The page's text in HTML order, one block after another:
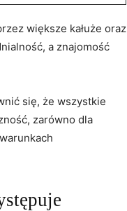
‌większe kałuże oraz
a znajomość⁢
się, że wszystkie
⁣zarówno ⁣dla